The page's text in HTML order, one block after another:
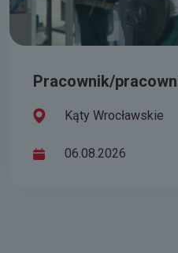
Pracownik/
Kąty Wrocławskie
06.08.2026